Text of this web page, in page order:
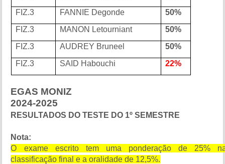
FIZ.3
FANNIE Degonde
50%
FIZ.3
MANON Letourniant
50%
FIZ.3
AUDREY Bruneel
50%
FIZ.3
SAID Habouchi 22%
EGAS MONIZ
2024-2025
RESULTADOS DO TESTE DO 1º SEMESTRE
Nota:
O exame escrito tem uma ponderação de 25%
classificação final e a oralidade de 12,5%.